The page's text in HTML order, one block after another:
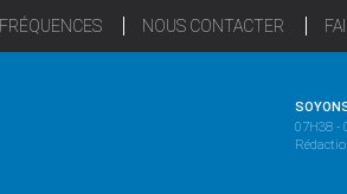
FRÉQUENCES NOUS CONTACTER
07H38 -